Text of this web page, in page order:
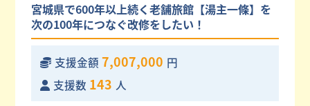
宮城県で600年以上続く老舗旅館【湯主一條】を
次の100年につなぐ改修をしたい！
支援金額 7,007,000 円
支援数 143 人